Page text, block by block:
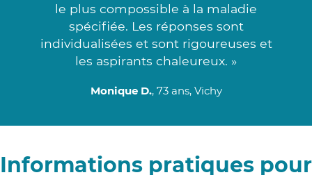
le plus compossible à la maladie
spécifiée. Les réponses sont
individualisées et sont rigoureuses et
les aspirants chaleureux. »
Monique D., 73 ans, Vichy
Informations pratiques pour